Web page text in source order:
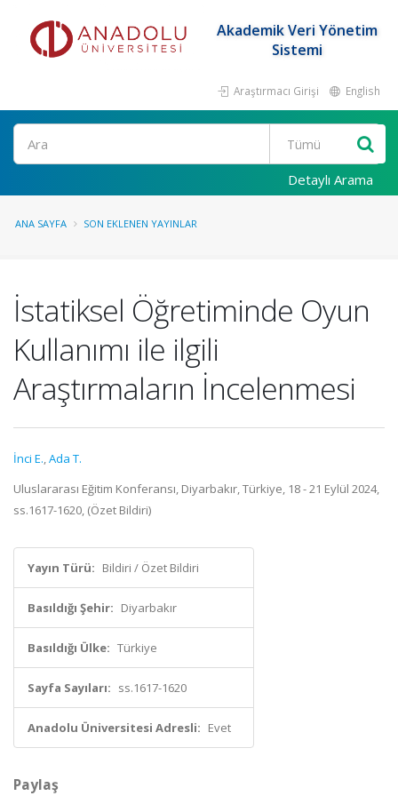
Akademik Veri Yönetim
Sistemi
Araştırmacı Girişi English
Ara
Detaylı Arama
ANA SAYFA SON EKLENEN YAYINLAR
İstatiksel Öğretiminde Oyun
Kullanımı ile ilgili
Araştırmaların İncelenmesi
İnci E.,Ada T.
Uluslararası Eğitim Konferansı, Diyarbakır, Türkiye, 18 - 21 Eylül 2024,
ss.1617-1620, (Özet Bildiri)
Yayın Türü: Bildiri / Özet Bildiri
Basıldığı Şehir: Diyarbakır
Basıldığı Ülke: Türkiye
Sayfa Sayıları: ss.1617-1620
Anadolu Üniversitesi Adresli: Evet
Paylaş